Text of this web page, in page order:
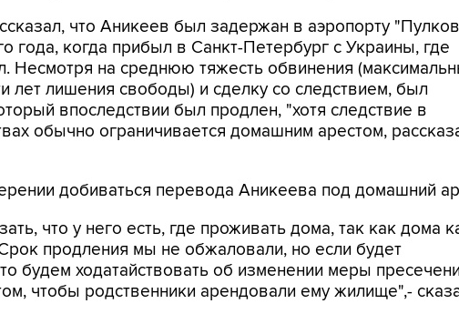
что Аникеев был задержан в аэропорту
года, когда прибыл в Санкт-Петербург с Украины, где
Несмотря на среднюю тяжесть обвинения
лет лишения свободы) и сделку со следствием, был
впоследствии был продлен, "хотя следствие в
обычно ограничивается домашним арестом,
добиваться перевода Аникеева под домашний
что у него есть, где проживать дома, так как дома
продления мы не обжаловали, но если будет
будем ходатайствовать об изменении меры
чтобы родственники арендовали ему жилище",-